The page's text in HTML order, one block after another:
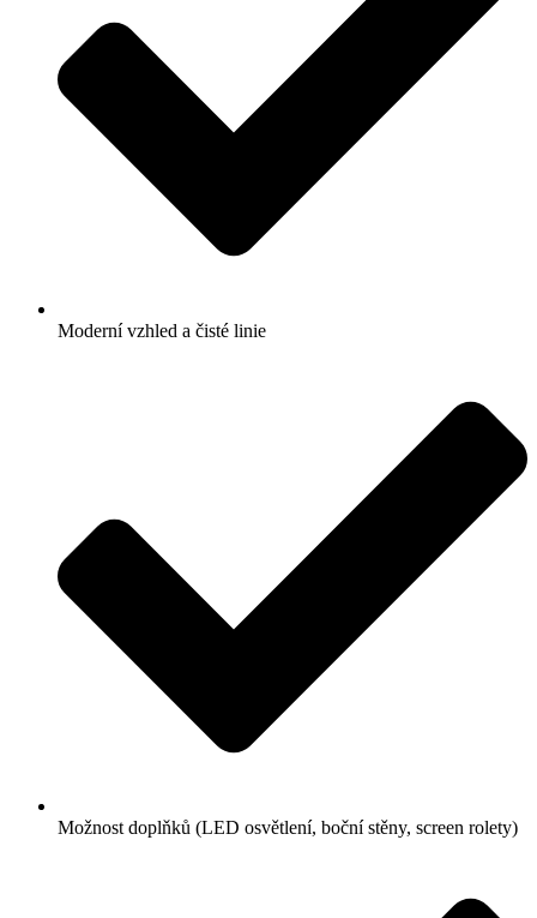
Moderní vzhled a čisté linie
Možnost doplňků (LED osvětlení, boční stěny, screen rolety)